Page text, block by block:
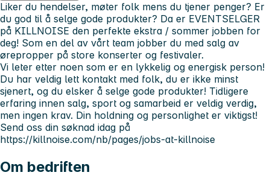
Liker du hendelser, møter folk mens du tjener penger? Er
du god til å selge gode produkter? Da er EVENTSELGER
på KILLNOISE den perfekte ekstra / sommer jobben for
deg! Som en del av vårt team jobber du med salg av
ørepropper på store konserter og festivaler.
Vi leter etter noen som er en lykkelig og energisk person!
Du har veldig lett kontakt med folk, du er ikke minst
sjenert, og du elsker å selge gode produkter! Tidligere
erfaring innen salg, sport og samarbeid er veldig verdig,
men ingen krav. Din holdning og personlighet er viktigst!
Send oss din søknad idag på
https://killnoise.com/nb/pages/jobs-at-killnoise
Om bedriften